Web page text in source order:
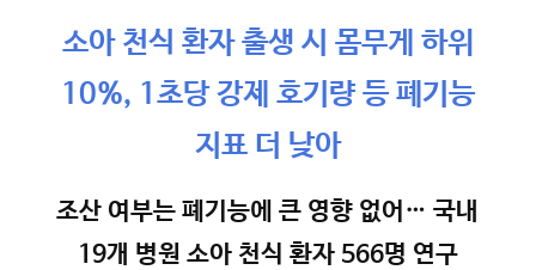
소아 천식 환자 출생 시 몸무게 하위
10%, 1초당 강제 호기량 등 폐기능
지표 더 낮아
조산 여부는 폐기능에 큰 영향 없어… 국내
19개 병원 소아 천식 환자 566명 연구